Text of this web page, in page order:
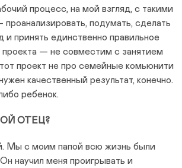
процесс, на мой взгляд, с такими
подумать, сделать
и принять единственно правильное
проекта — не совместим с занятием
проект не про семейные комьюнити
качественный результат, конечно.
ребенок.
ОТЕЦ?
Мы с моим папой всю жизнь были
научил меня проигрывать и